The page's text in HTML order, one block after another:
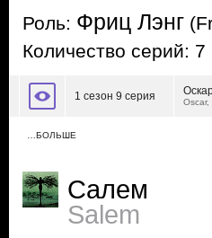
Роль: Фриц Лэнг
Количество серий: 7
1 сезон 9 серия Oscar,
…БОЛЬШЕ
Салем
Salem